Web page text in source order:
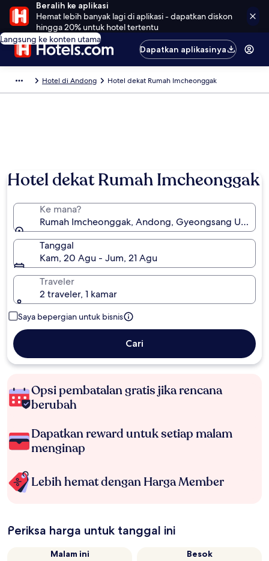
Beralih ke aplikasi
Hemat lebih banyak lagi di aplikasi - dapatkan diskon
hingga 20% untuk hotel tertentu
Langsung ke konten utama
Dapatkan aplikasinya
Hotel di Andong Hotel dekat Rumah Imcheonggak
Hotel dekat Rumah Imcheonggak
Ke mana?
Rumah Imcheonggak, Andong, Gyeongsang Utara,
Tanggal
Kam, 20 Agu - Jum, 21 Agu
Traveler
2 traveler, 1 kamar
Saya bepergian untuk bisnis
Cari
Opsi pembatalan gratis jika rencana
berubah
Dapatkan reward untuk setiap malam
menginap
Lebih hemat dengan Harga Member
Periksa harga untuk tanggal ini
Malam ini
Besok